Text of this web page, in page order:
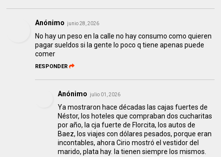
Anónimo junio 28, 2026
No hay un peso en la calle no hay consumo como quieren
pagar sueldos si la gente lo poco q tiene apenas puede
comer
RESPONDER
Anónimo julio 01, 2026
Ya mostraron hace décadas las cajas fuertes de
Néstor, los hoteles que compraban dos cucharitas
por año, la cja fuerte de Florcita, los autos de
Baez, los viajes con dólares pesados, porque eran
incontables, ahora Cirio mostró el vestidor del
marido, plata hay. la tienen siempre los mismos.